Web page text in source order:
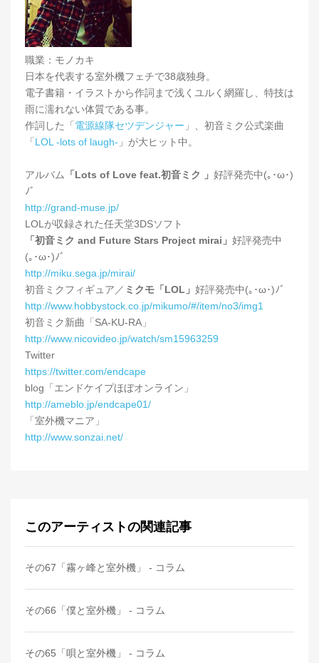
職業：モノカキ
日本を代表する室外機フェチで38歳独身。
電子書籍・イラストから作詞まで浅くユルく網羅し、特技は
雨に濡れない体質である事。
作詞した「電源線隊セツデンジャー 」、初音ミク公式楽曲
「LOL -lots of laugh- 」が大ヒット中。
アルバム 「Lots of Love feat.初音ミク 」 好評発売中(｡･ω･)
ﾉﾞ
http://grand-muse.jp/
LOLが収録された任天堂3DSソフト
「初音ミク and Future Stars Project mirai」 好評発売中
(｡･ω･)ﾉﾞ
http://miku.sega.jp/mirai/
初音ミクフィギュア／ ミクモ「LOL」 好評発売中(｡･ω･)ﾉﾞ
http://www.hobbystock.co.jp/mikumo/#/item/no3/img1
初音ミク新曲「SA-KU-RA」
http://www.nicovideo.jp/watch/sm15963259
Twitter
https://twitter.com/endcape
blog「エンドケイプほぼオンライン」
http://ameblo.jp/endcape01/
「室外機マニア」
http://www.sonzai.net/
このアーティストの関連記事
その67「霧ヶ峰と室外機」 - コラム
その66「僕と室外機」 - コラム
その65「唄と室外機」 - コラム